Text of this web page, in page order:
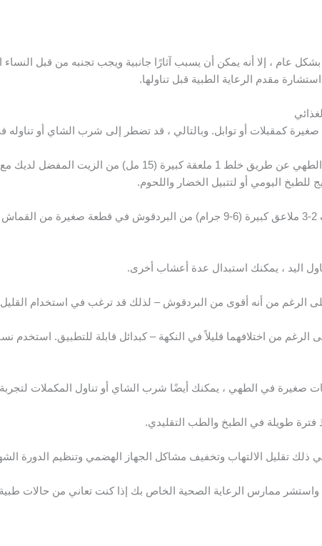
عام ، إلا أنه يمكن أن يسبب آثارًا جانبية ويجب تجنبه من قبل
مقدم الرعاية الطبية قبل تناولها.
كمقبلات أو توابل. وبالتالي ، قد تضطر إلى شرب الشاي أو
اليومي أو لتتبيل الخضار واللحوم.
اليد ، يمكنك استبدال عدة أعشاب أخرى.
الرغم من أنه أقوى من البردقوش – لذلك قد ترغب في استخدام
من اختلافهما قليلاً في النكهة – كبدائل قابلة للتطبيق. استخدم نسبة 1: 1 لهذه
صغيرة في الطهي ، يمكنك أيضًا شرب الشاي أو تناول المكملات لتجربة
طويلة في الطبخ والطب التقليدي.
في ذلك تقليل الالتهاب وتخفيف مشاكل الجهاز الهضمي وتنظيم الدورة
ممارس الرعاية الصحية الخاص بك إذا كنت تعاني من حالات